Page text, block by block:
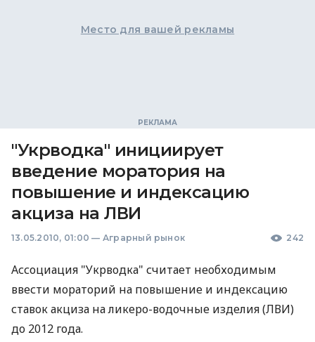
Место для вашей рекламы
"Укрводка" инициирует
введение моратория на
повышение и индексацию
акциза на ЛВИ
13.05.2010, 01:00 — Аграрный рынок 242
Ассоциация "Укрводка" считает необходимым
ввести мораторий на повышение и индексацию
ставок акциза на ликеро-водочные изделия (ЛВИ)
до 2012 года.